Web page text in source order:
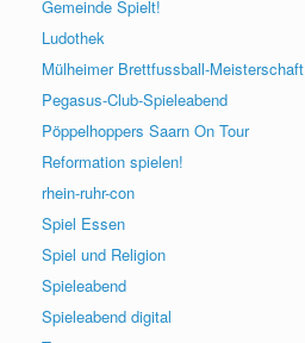
Gemeinde Spielt!
Ludothek
Mülheimer Brettfussball-Meisterschaft
Pegasus-Club-Spieleabend
Pöppelhoppers Saarn On Tour
Reformation spielen!
rhein-ruhr-con
Spiel Essen
Spiel und Religion
Spieleabend
Spieleabend digital